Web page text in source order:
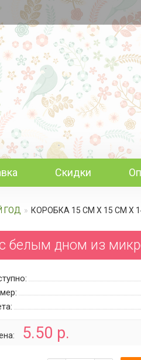
Скидки
ГОД КОРОБКА 15 СМ Х 15 СМ Х
белым дном из
5.50 р.